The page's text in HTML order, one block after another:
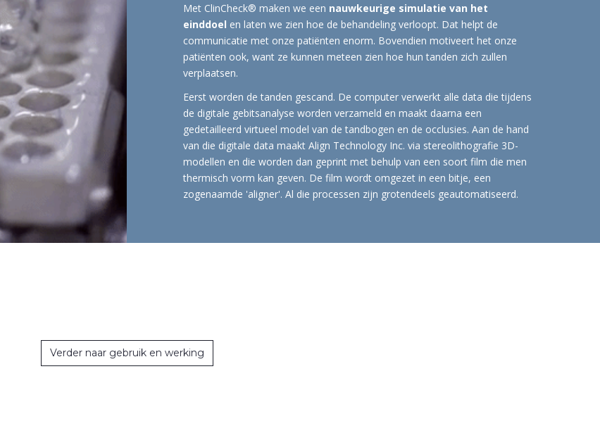
Met ClinCheck® maken we een nauwkeurige simulatie van het
einddoel en laten we zien hoe de behandeling verloopt. Dat helpt de
communicatie met onze patiënten enorm. Bovendien motiveert het onze
patiënten ook, want ze kunnen meteen zien hoe hun tanden zich zullen
verplaatsen.
Eerst worden de tanden gescand. De computer verwerkt alle data die tijdens
de digitale gebitsanalyse worden verzameld en maakt daarna een
gedetailleerd virtueel model van de tandbogen en de occlusies. Aan de hand
van die digitale data maakt Align Technology Inc. via stereolithografie 3D-
modellen en die worden dan geprint met behulp van een soort film die men
thermisch vorm kan geven. De film wordt omgezet in een bitje, een
zogenaamde 'aligner'. Al die processen zijn grotendeels geautomatiseerd.
Verder naar gebruik en werking